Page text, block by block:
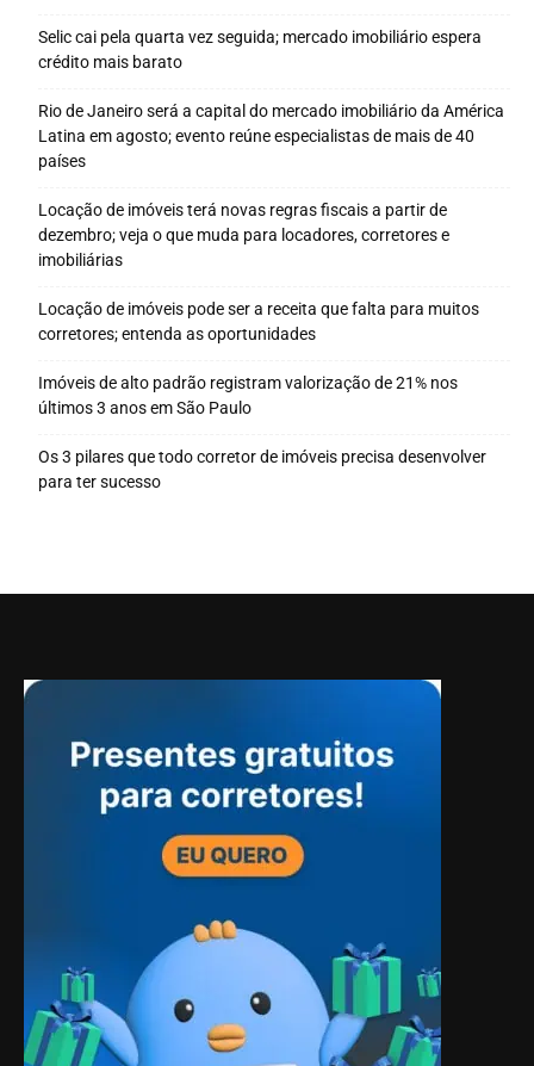
Selic cai pela quarta vez seguida; mercado imobiliário espera
crédito mais barato
Rio de Janeiro será a capital do mercado imobiliário da América
Latina em agosto; evento reúne especialistas de mais de 40
países
Locação de imóveis terá novas regras fiscais a partir de
dezembro; veja o que muda para locadores, corretores e
imobiliárias
Locação de imóveis pode ser a receita que falta para muitos
corretores; entenda as oportunidades
Imóveis de alto padrão registram valorização de 21% nos
últimos 3 anos em São Paulo
Os 3 pilares que todo corretor de imóveis precisa desenvolver
para ter sucesso